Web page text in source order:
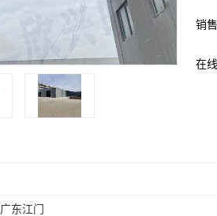
销
在线
广东江门